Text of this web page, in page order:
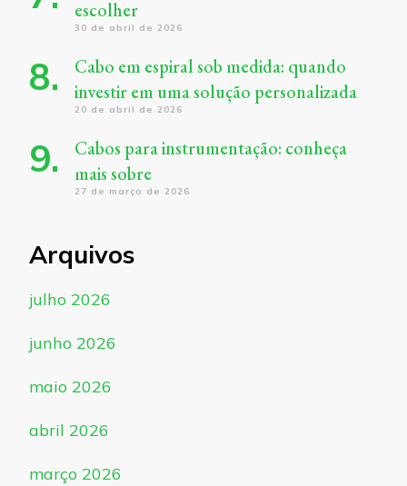
escolher
30 de abril de 2026
Cabo em espiral sob medida: quando
investir em uma solução personalizada
20 de abril de 2026
Cabos para instrumentação: conheça
mais sobre
27 de março de 2026
Arquivos
julho 2026
junho 2026
maio 2026
abril 2026
março 2026